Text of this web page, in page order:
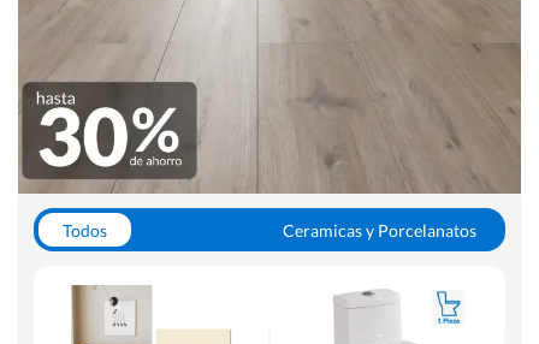
Todos
Ceramicas y Porcelanatos
WC y Sanitarios
Pisos Flotantes y Laminados
Pinturas